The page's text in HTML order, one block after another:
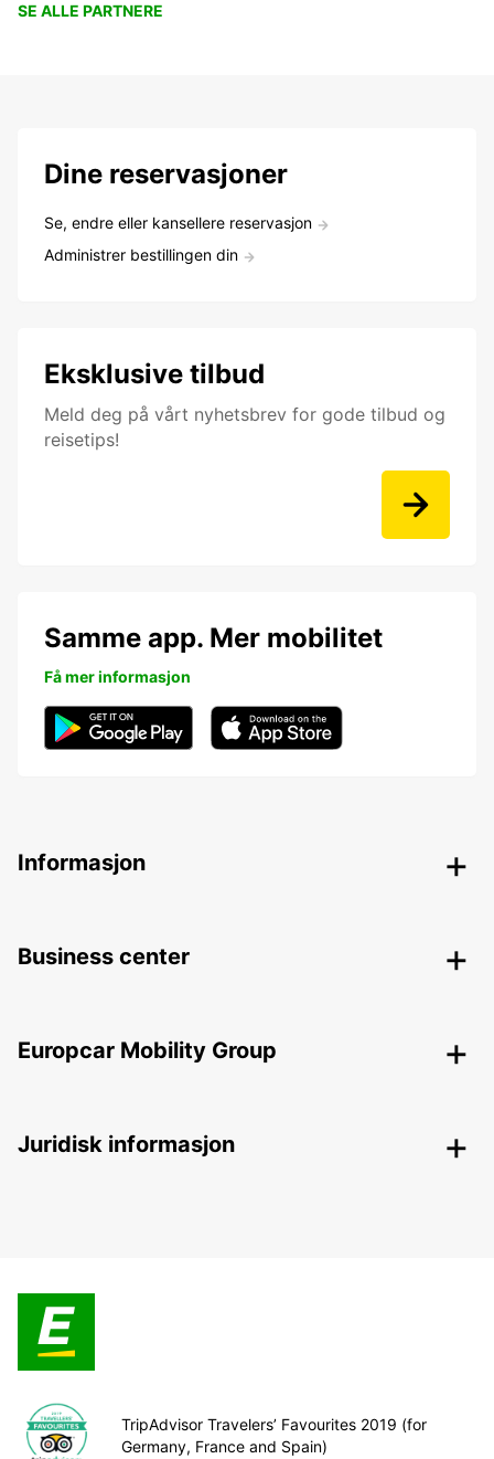
SE ALLE PARTNERE
Dine reservasjoner
Se, endre eller kansellere reservasjon
Administrer bestillingen din
Eksklusive tilbud
Meld deg på vårt nyhetsbrev for gode tilbud og
reisetips!
Samme app. Mer mobilitet
Få mer informasjon
Informasjon
Business center
Europcar Mobility Group
Juridisk informasjon
TripAdvisor Travelers’ Favourites 2019 (for
Germany, France and Spain)